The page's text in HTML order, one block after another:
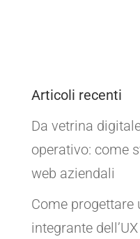
Articoli recenti
Da vetrina
operativo: come
web aziendali
Come progettare
integrante dell’UX